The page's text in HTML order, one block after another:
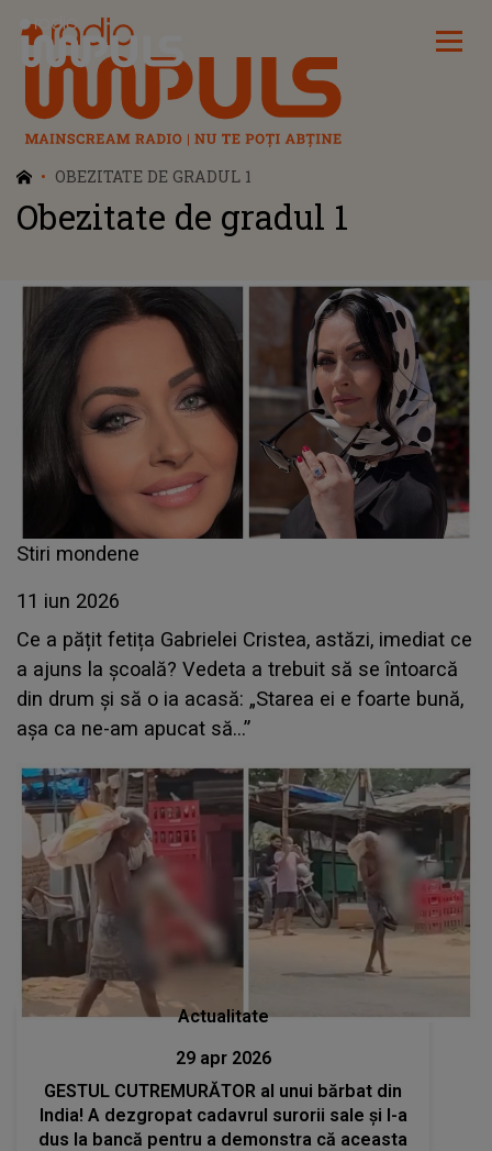
Radio Impuls
OBEZITATE DE GRADUL 1
Obezitate de gradul 1
Stiri mondene
11 iun 2026
Ce a pățit fetița Gabrielei Cristea, astăzi, imediat ce
a ajuns la școală? Vedeta a trebuit să se întoarcă
din drum și să o ia acasă: „Starea ei e foarte bună,
așa ca ne-am apucat să...”
Actualitate
29 apr 2026
GESTUL CUTREMURĂTOR al unui bărbat din
India! A dezgropat cadavrul surorii sale și l-a
dus la bancă pentru a demonstra că aceasta